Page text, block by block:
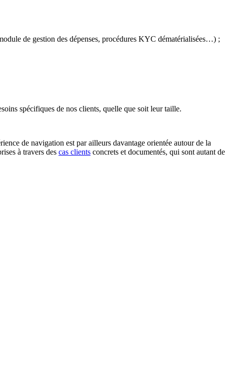
de gestion des dépenses, procédures KYC dématérialisées…) ;
spécifiques de nos clients, quelle que soit leur taille.
de navigation est par ailleurs davantage orientée autour de la
à travers des cas clients concrets et documentés, qui sont autant de